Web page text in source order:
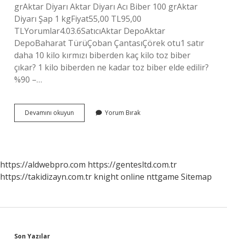
grAktar Diyarı Aktar Diyarı Acı Biber 100 grAktar
Diyarı Şap 1 kgFiyat55,00 TL95,00
TLYorumlar4.03.6SatıcıAktar DepoAktar
DepoBaharat TürüÇoban ÇantasıÇörek otu1 satır
daha 10 kilo kırmızı biberden kaç kilo toz biber
çıkar? 1 kilo biberden ne kadar toz biber elde edilir?
%90 –…
Devamını okuyun
Pul
Yorum Bırak
https://aldwebpro.com https://gentesltd.com.tr
https://takidizayn.com.tr knight online nttgame Sitemap
Son Yazılar